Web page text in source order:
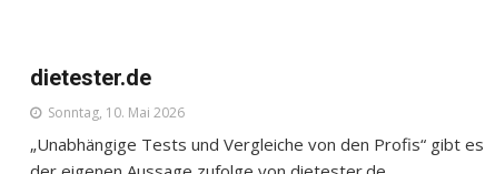
dietester.de
Sonntag, 10. Mai 2026
„Unabhängige Tests und Vergleiche von den Profis“ gibt es